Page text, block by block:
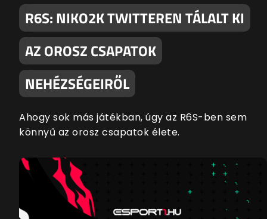
R6S: NIKO2K TWITTEREN TÁLALT KI
AZ OROSZ CSAPATOK
NEHÉZSÉGEIRŐL
Ahogy sok más játékban, úgy az R6S-ben sem
könnyű az orosz csapatok élete.